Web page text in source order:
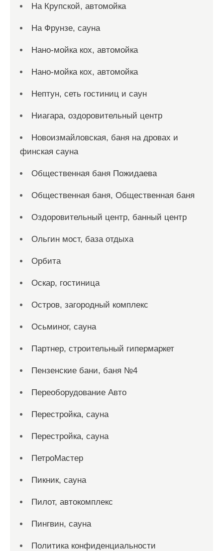
На Крупской, автомойка
На Фрунзе, сауна
Нано-мойка кох, автомойка
Нано-мойка кох, автомойка
Нептун, сеть гостиниц и саун
Ниагара, оздоровительный центр
Новоизмайловская, баня на дровах и
финская сауна
Общественная баня Пожидаева
Общественная баня, Общественная баня
Оздоровительный центр, банный центр
Ольгин мост, база отдыха
Орбита
Оскар, гостиница
Остров, загородный комплекс
Осьминог, сауна
Партнер, строительный гипермаркет
Пензенские бани, баня №4
Переоборудование Авто
Перестройка, сауна
Перестройка, сауна
ПетроМастер
Пикник, сауна
Пилот, автокомплекс
Пингвин, сауна
Политика конфиденциальности